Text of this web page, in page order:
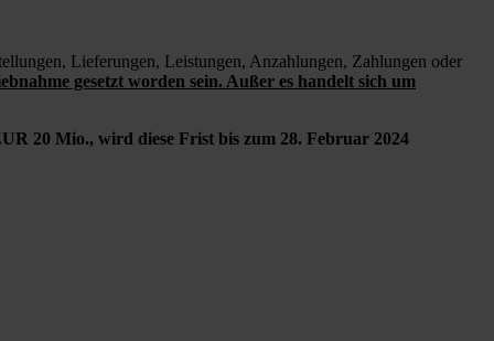
Lieferungen, Leistungen, Anzahlungen, Zahlungen oder
gesetzt worden sein. Außer es handelt sich um
20 Mio., wird diese Frist bis zum 28. Februar 2024